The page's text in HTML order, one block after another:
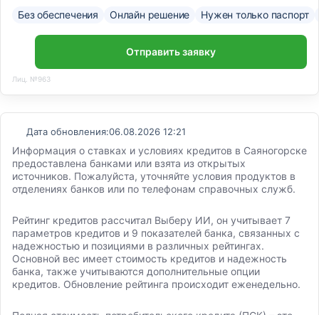
Без обеспечения Онлайн решение Нужен только паспорт
Отправить заявку
Лиц. №963
Дата обновления:06.08.2026 12:21
Информация о ставках и условиях кредитов в Саяногорске
предоставлена банками или взята из открытых
источников. Пожалуйста, уточняйте условия продуктов в
отделениях банков или по телефонам справочных служб.
Рейтинг кредитов рассчитал Выберу ИИ, он учитывает 7
параметров кредитов и 9 показателей банка, связанных с
надежностью и позициями в различных рейтингах.
Основной вес имеет стоимость кредитов и надежность
банка, также учитываются дополнительные опции
кредитов. Обновление рейтинга происходит еженедельно.